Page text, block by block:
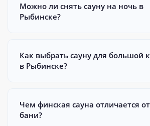
Можно ли снять сауну на ночь в
Рыбинске?
Как выбрать сауну для большой
в Рыбинске?
Чем финская сауна отличается
бани?